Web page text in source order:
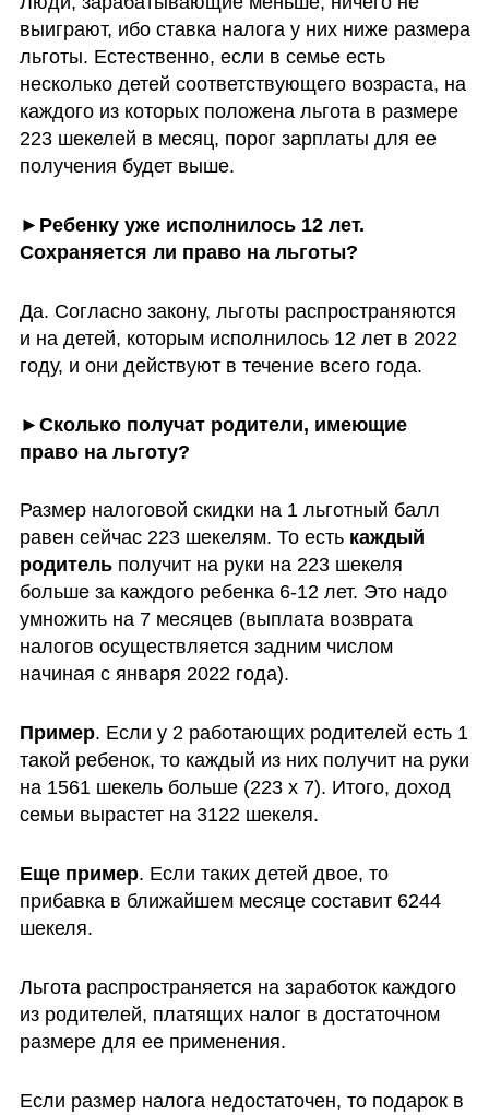
выиграют, ибо ставка налога у них ниже размера
льготы. Естественно, если в семье есть
несколько детей соответствующего возраста, на
каждого из которых положена льгота в размере
223 шекелей в месяц, порог зарплаты для ее
получения будет выше.
►Ребенку уже исполнилось 12 лет.
Сохраняется ли право на льготы?
Да. Согласно закону, льготы распространяются
и на детей, которым исполнилось 12 лет в 2022
году, и они действуют в течение всего года.
►Сколько получат родители, имеющие
право на льготу?
Размер налоговой скидки на 1 льготный балл
равен сейчас 223 шекелям. То есть каждый
родитель получит на руки на 223 шекеля
больше за каждого ребенка 6-12 лет. Это надо
умножить на 7 месяцев (выплата возврата
налогов осуществляется задним числом
начиная с января 2022 года).
Пример. Если у 2 работающих родителей есть 1
такой ребенок, то каждый из них получит на руки
на 1561 шекель больше (223 х 7). Итого, доход
семьи вырастет на 3122 шекеля.
Еще пример. Если таких детей двое, то
прибавка в ближайшем месяце составит 6244
шекеля.
Льгота распространяется на заработок каждого
из родителей, платящих налог в достаточном
размере для ее применения.
Если размер налога недостаточен, то подарок в